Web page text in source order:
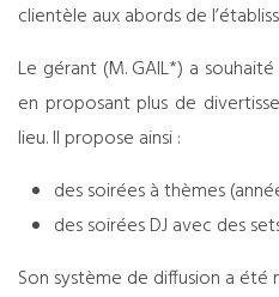
clientèle aux abords de
Le gérant (M. GAIL*) a
en proposant plus de
lieu. Il propose ainsi :
des soirées à thèmes
des soirées DJ avec des
Son système de diffusion a été